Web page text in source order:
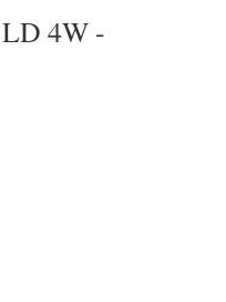
4W -